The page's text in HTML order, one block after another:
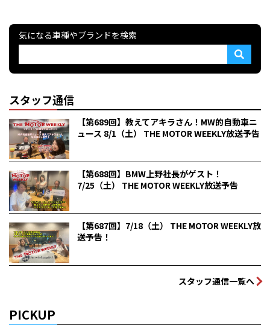
気になる車種やブランドを検索
スタッフ通信
【第689回】教えてアキラさん！MW的自動車ニ
ュース 8/1（土） THE MOTOR WEEKLY放送予告
【第688回】BMW上野社長がゲスト！
7/25（土） THE MOTOR WEEKLY放送予告
【第687回】7/18（土） THE MOTOR WEEKLY放
送予告！
スタッフ通信一覧へ
PICKUP